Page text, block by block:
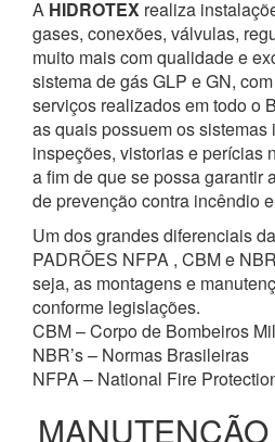
A HIDROTEX realiza
gases, conexões, válvulas,
muito mais com qualidade e
sistema de gás GLP e GN,
serviços realizados em todo o
as quais possuem os
inspeções, vistorias e perícias
a fim de que se possa garantir
de prevenção contra incêndio
Um dos grandes diferenciais
PADRÕES NFPA , CBM e
seja, as montagens e
conforme legislações.
CBM – Corpo de Bombeiros
NBR’s – Normas Brasileiras
NFPA – National Fire